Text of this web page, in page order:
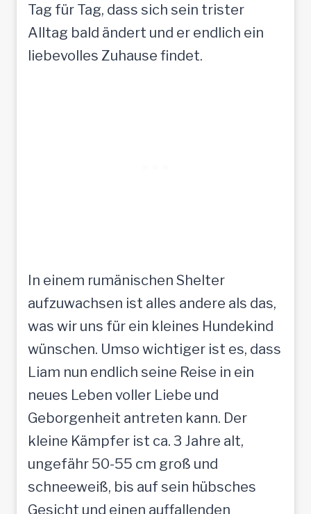
Tag für Tag, dass sich sein trister
Alltag bald ändert und er endlich ein
liebevolles Zuhause findet.
In einem rumänischen Shelter
aufzuwachsen ist alles andere als das,
was wir uns für ein kleines Hundekind
wünschen. Umso wichtiger ist es, dass
Liam nun endlich seine Reise in ein
neues Leben voller Liebe und
Geborgenheit antreten kann. Der
kleine Kämpfer ist ca. 3 Jahre alt,
ungefähr 50-55 cm groß und
schneeweiß, bis auf sein hübsches
Gesicht und einen auffallenden